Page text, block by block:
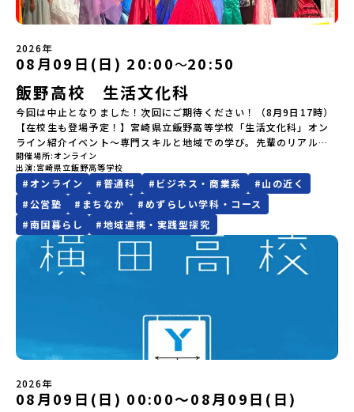
ンを掲げ、2017年3月に島根県に設立した教育事業団体です。日本
全国約200の高校と連携しながら、中学卒業後に地域の枠を越えて生
とができるシステム「地域みらい留学」をはじめとした、教育事業
や地域活性モデルをつくり続けています。名 称：一般財団法人地
悠所在地：〒690-0842 島根県松江市東本町二丁目25-6 みらい
BASE2階公式HP：http://c-platform.or.jp/お問い合わせ先担
当：小川・小原E-mail：info@miratabi.jp「おためし地域留学体
験」のプログラム開催情報を公式LINEにて配信中！ぜひご登録くだ
さい♪地域みらい留学公式LINE
19：00〜20：00内容：どんなところ？プログラム詳細解説、質疑
応答紹介地域：鹿児島県出水市・出水工業高校/北海道標津町/岩手
県八幡平市/愛媛県鬼北町＊4つの地域のプログラムを1時間でぎゅっ
とお届けします。お申し込み：https://c-
mirai.jp/events/064069お気軽にどうぞ！「はじめての一人旅だ
けど大丈夫？」「どんな体験ができるの？」そんな保護者様の不安
や、中学生のみなさんの素朴な疑問にスタッフが直接お答えしま
す。チャットでの質問も可能ですので、ぜひご自宅からリラックス
してご参加ください。▼お申し込み前に必ずご確認ください・参加
規約への同意プログラムへの参加申し込みいただく前に、「お申し
込みに関する各規約」への同意が必須となります。ご確認くださ
い。・抽選による参加者決定についてお申込みいただいた方の中か
ら抽選の上、締め切り日から1週間を目途に、お申し込み時に記入い
ただいたメールアドレス宛に「当選／落選メール」をお送りいたし
ます。当選者は、メールに記載された「当選確認フォーム」に３日
以内に回答いただき、確認フォームの提出をもって参加確定とさせ
ていただきます。当選確認フォームの期日までにご回答いただけな
い場合は、当選を取り消しとさせていただきます。当選取り消しが
LINEよりご連絡をお願いします。※受信制限設定をしていると、通
知メールをお受け取りいただけません。その場合は、
「@miratabi.jp」からのメールを受信できるよう設定をお願いいた
します。※結果に関する個別のお問合せにはお答えしておりません
限りです。PC・スマートフォンからお申込ください。申込後の内容
変更はできません。お申込時は、メールアドレスの入力間違いにご
年生【宿泊先】民宿 船長の家※1室に複数(同性2～4名程度)で宿泊
いただく予定です。【旅行代金】無料※旅行代金に含まれる費用の
ム内のアクティビティ・体験費用・一部の食事代*以下の費用は参加
者のご負担となります・集合場所までの往復交通費・お土産代や自
し込み多数の場合は抽選の上決定）【参加者決定】お申し込み多数
の場合は、締め切り後1週間を目途に当落結果をご連絡いたします。
【申し込み受付期間】6月8日(月)12：00 から 6月22日(月) 12：00
まで疑問も不安もワクワクに変える！「おためし地域留学」ステッ
プアップ説明会プログラムの内容を詳しく知りたい方や、お申し込
みを迷われている方向けにZoomでのオンライン配信を行います。
知りたい情報のレベルに合わせて、以下の2つのステップをご活用く
ださい。【STEP 1】全体オンライン説明会（アーカイブ動画を公開
中！）〜まずは「おためし地域留学」を知りたい方へ〜日本全国20
以上の地域から選んで参加できる「おためし地域留学」の全体像や
魅力について、説明会を開催しました。中学生一人での参加にあた
り、保護者様が特に気になる「安全面」や「事務局のサポート体
制」についても詳しく解説しています。ぜひ、ご自宅からお気軽に
【STEP 2】プログラム説明会〜「標津町」の内容をもっと知りした
い方へ〜全体説明を聞いたうえで、「プログラムで何をするの？」
「どんなまちなの？」という疑問にお答えする詳細配信です。2泊3
日のプログラムの中身をお伝えします。日時：6月10日(水) 19：
00〜20：00内容：どんなところ？プログラム詳細解説、質疑応答紹
介地域：鹿児島県出水市・出水工業高校/北海道標津町/岩手県八幡
平市/愛媛県鬼北町＊4つの地域のプログラムを1時間でぎゅっとお届
陸に決めた理由・南三陸高校に来てみて気づいたこと、変化したこ
と・地元の普通が、外から見たら特別だった話・飛び込む留学生、
迎え入れる地元生・南三陸での高校生活、実際どう？・どんな人に
おすすめ？-----はじめから強い想い、覚悟を持っていなくても、大
丈夫です。 何かやってみたい。学んでみたい。挑戦したい。素直で
小さく感じる想いでも、その一歩を、私たちは全力で応援します。
○募集期間 7月28日（火）まで 原則先着ですが、定数を超えるご
応募の場合は、3年生を優先させていただく場合がございます。※本
イベントは全国募集による留学生向けです。宮城県内の中学校に在
籍する方、また、宮城県内に在住する方は申し訳ございませんが参
加できませんのでご了承ください。なお、宮城県内から本校を受験
したい場合は南三陸高校にご連絡ください。℡０２２６－４６－３
６４３
2026年
08月09日(日) 20:00〜20:50
飯野高校 生活文化科
今回は中止となりました！次回にご期待ください！（8月9日17時）
【在校生も登場予定！】宮崎県立飯野高等学校「生活文化科」オン
ライン紹介イベント～専門スキルと地域での学び。先輩のリアルな
声が聞ける！～宮崎県立飯野高等学校の「生活文化科」の魅力をた
っぷりお伝えするオンラインイベントを開催します！地域社会と深
く関わりながら、食・被服・保育・福祉などの専門的なスキルを身
につけ、夢をカタチにしていく生活文化科。今回のイベントには、
実際に生活文化科で学んでいる在籍生徒も参加予定！授業や地域密
着活動の面白さはもちろん、学校生活のリアルな雰囲気や「なぜ飯
野高校の生活文化科を選んだのか」など、先輩たちの生の声をお届
けします。チャットで気軽に質問できる時間もご用意しています！
💡 こんな方におすすめ！服飾・調理・保育・福祉や、地域とつなが
い留学」で飯野高校に興味がある方・保護者様在校生から学校の雰
囲気や飯野高校での暮らしについて直接聞いてみたい方📅 開催概要
日時：2026年8月9日（日） 20:00～20:50対象：中学生、保護者様
科の魅力紹介※学科の特長、専門スキルを身につけるカリキュラ
ム、地域密着の実践活動について〇【在校生トーク】先輩が語る！
開催場所 オンライン
出演 宮崎県立飯野高等学校
#オンライン #普通科 # ビジネス・商業系 #山の近く
#公営塾 # まちなか #めずらしい学科・コース
#南国暮らし #地域連携・実践型探究
2026年
08月09日(日) 00:00〜08月09日(日)